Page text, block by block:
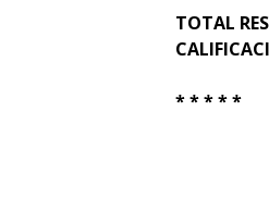
TOTAL
* * * * *